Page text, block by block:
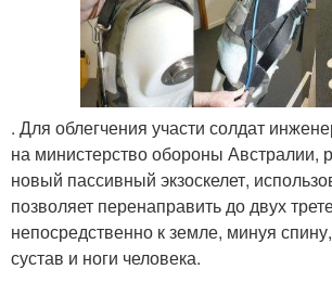
. Для облегчения участи солдат
на министерство обороны Австралии,
новый пассивный экзоскелет,
позволяет перенаправить до двух
непосредственно к земле, минуя
сустав и ноги человека.